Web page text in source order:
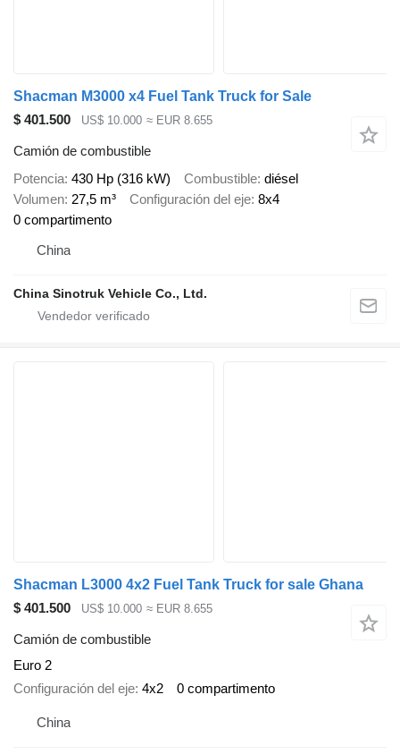
Shacman M3000 x4 Fuel Tank Truck for Sale
$ 401.500
US$ 10.000 ≈ EUR 8.655
Camión de combustible
Potencia 430 Hp (316 kW) Combustible diésel
Volumen 27,5 m³ Configuración del eje 8x4
0 compartimento
China
China Sinotruk Vehicle Co., Ltd.
Shacman L3000 4x2 Fuel Tank Truck for sale Ghana
$ 401.500
US$ 10.000 ≈ EUR 8.655
Camión de combustible
Euro 2
Configuración del eje 4x2 0 compartimento
China